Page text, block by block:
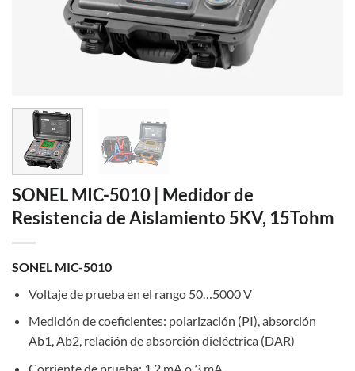
SONEL MIC-5010 | Medidor de
Resistencia de Aislamiento 5KV, 15Tohm
SONEL MIC-5010
Voltaje de prueba en el rango 50…5000 V
Medición de coeficientes: polarización (PI), absorción
Ab1, Ab2, relación de absorción dieléctrica (DAR)